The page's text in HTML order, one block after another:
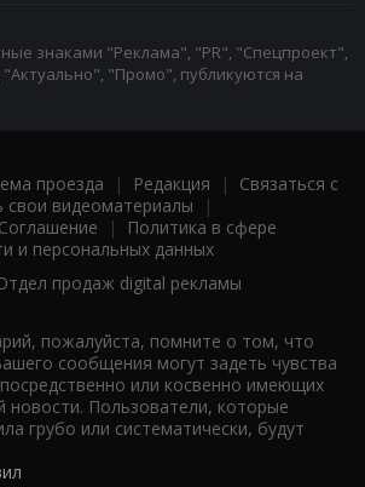
знаками "Реклама", "PR", "Спецпроект",
"Промо", публикуются на
проезда | Редакция | Связаться с
свои видеоматериалы |
|
Политика в сфере
и персональных данных
продаж digital рекламы
пожалуйста, помните о том, что
сообщения могут задеть чувства
или косвенно имеющих
новости. Пользователи, которые
грубо или систематически, будут